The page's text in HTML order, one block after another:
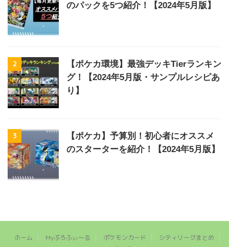
のパックを5つ紹介！【2024年5月版】
2
【ポケカ環境】最強デッキTierランキン
グ！【2024年5月版・サンプルレシピあ
り】
3
【ポケカ】予算別！初心者にオススメ
のスターターを紹介！【2024年5月版】
ホーム Myぷろふぃ～る ポケモンカード
シティリーグまとめ